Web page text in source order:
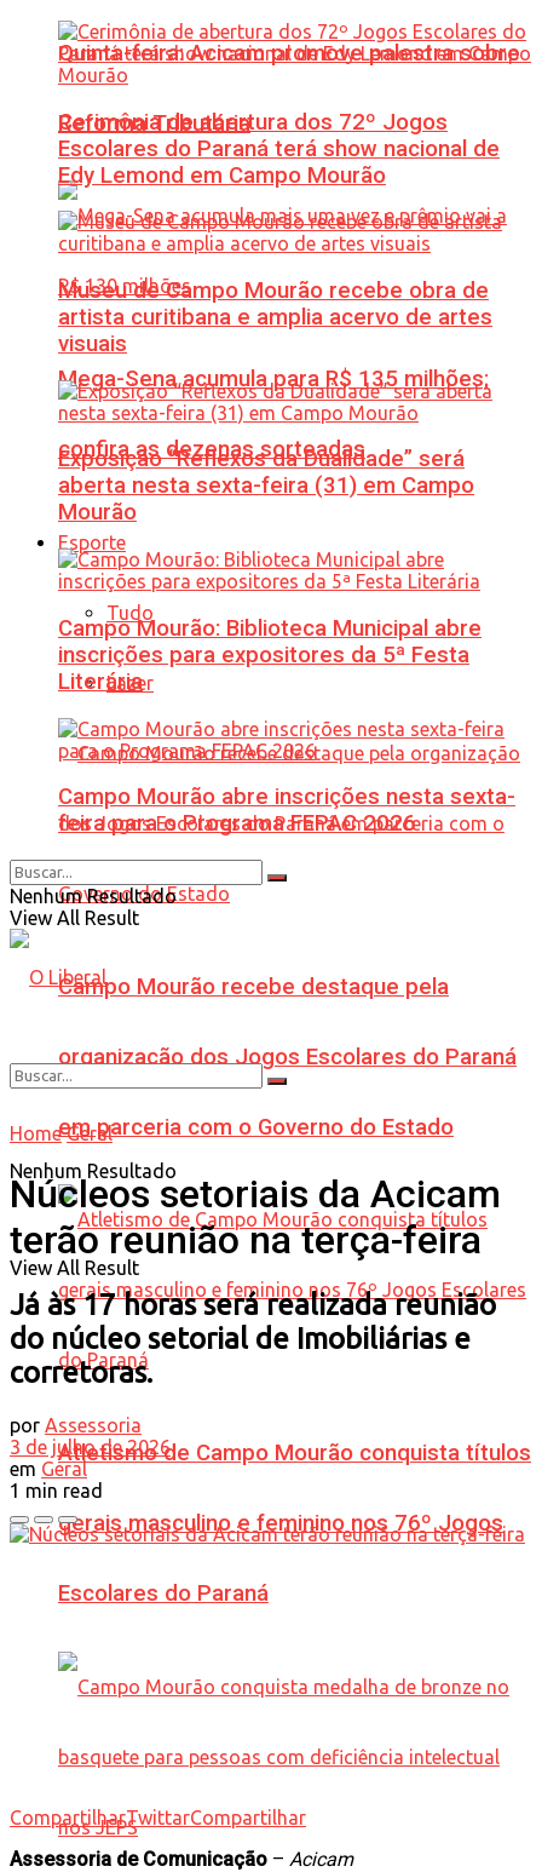
Quinta-feira: Acicam promove palestra sobre
Reforma Tributária
Mega-Sena acumula para R$ 135 milhões;
confira as dezenas sorteadas
Esporte
Tudo
Lazer
Campo Mourão recebe destaque pela
organização dos Jogos Escolares do Paraná
em parceria com o Governo do Estado
Atletismo de Campo Mourão conquista títulos
gerais masculino e feminino nos 76º Jogos
Escolares do Paraná
Cerimônia de abertura dos 72º Jogos
Escolares do Paraná terá show nacional de
Edy Lemond em Campo Mourão
Museu de Campo Mourão recebe obra de
artista curitibana e amplia acervo de artes
visuais
Exposição “Reflexos da Dualidade” será
aberta nesta sexta-feira (31) em Campo
Mourão
Campo Mourão: Biblioteca Municipal abre
inscrições para expositores da 5ª Festa
Literária
Campo Mourão abre inscrições nesta sexta-
feira para o Programa FEPAC 2026
Nenhum Resultado
View All Result
Nenhum Resultado
View All Result
Home Geral
Núcleos setoriais da Acicam
terão reunião na terça-feira
Já às 17 horas será realizada reunião
do núcleo setorial de Imobiliárias e
corretoras.
por Assessoria
3 de julho de 2026
em Geral
1 min read
CompartilharTwittarCompartilhar
Assessoria de Comunicação – Acicam